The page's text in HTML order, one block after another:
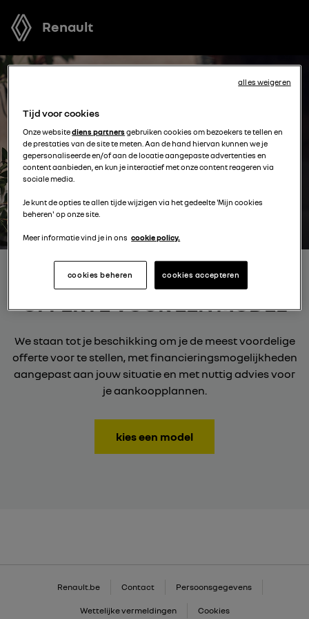
Renault
ONTVANG GRATIS JOUW
OFFERTE VOOR EEN MODEL
We staan tot je beschikking om je de meest voordelige
offerte voor te stellen, met financieringsmogelijkheden
aangepast aan jouw situatie en met nuttig advies voor
je aankoopplannen.
kies een model
Renault.be Contact Persoonsgegevens
Wettelijke vermeldingen Cookies
Tijd voor cookies
Onze websitediens partnersgebruiken cookies om bezoekers te tellen en
de prestaties van de site te meten. Aan de hand hiervan kunnen we je
gepersonaliseerde en/of aan de locatie aangepaste advertenties en
content aanbieden, en kun je interactief met onze content reageren via
sociale media.
Je kunt de opties te allen tijde wijzigen via het gedeelte 'Mijn cookies
beheren' op onze site.
Meer informatie vind je in ons cookie policy.
cookies accepteren
cookies beheren
alles weigeren